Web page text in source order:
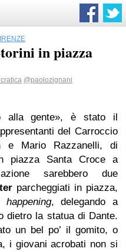
in piazza
@paolozignani
alla gente», è stato il
del Carroccio
e Mario Razzanelli, di
piazza Santa Croce a
sarebbero due
parcheggiati in piazza,
happening, delegando a
dietro la statua di Dante.
un bel po’ il gomito, o
i giovani acrobati non si